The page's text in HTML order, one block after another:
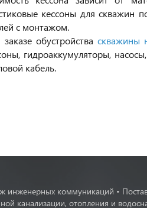
кессоны для скважин
с монтажом.
обустройства скважины
гидроаккумуляторы,
кабель.
инженерных коммуникаций •
канализации, отопления и